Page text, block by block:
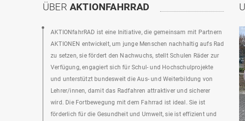
ÜBER AKTIONFAHRRAD
AKTIONfahrRAD ist eine Initiative, die gemeinsam mit Partnern
AKTIONEN entwickelt, um junge Menschen nachhaltig aufs Rad
zu setzen, sie fördert den Nachwuchs, stellt Schulen Räder zur
Verfügung, engagiert sich für Schul- und Hochschulprojekte
und unterstützt bundesweit die Aus- und Weiterbildung von
Lehrer/innen, damit das Radfahren attraktiver und sicherer
wird. Die Fortbewegung mit dem Fahrrad ist ideal. Sie ist
förderlich für die Gesundheit und Umwelt, sie ist effizient und